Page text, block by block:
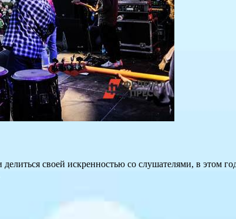
своей искренностью со слушателями, в этом